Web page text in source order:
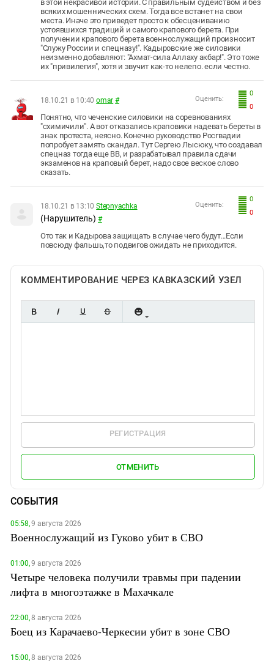
в этой некрасивой истории. С правильным судейством и без
всяких мошеннических схем. Тогда все встанет на свои
места. Иначе это приведет просто к обесцениванию
устоявшихся традиций и самого крапового берета. При
получении крапового берета военнослужащий произносит
"Служу России и спецназу!". Кадыровские же силовики
неизменно добавляют: "Ахмат-сила Аллаху акбар!". Это тоже
их "привилегия", хотя и звучит как-то нелепо. если честно.
0
0
Оценить:
18.10.21 в 10:40 omar #
Понятно, что чеченские силовики на соревнованиях
"схимичили". А вот отказались краповики надевать береты в
знак протеста, неясно. Конечно руководство Росгвадии
попробует замять скандал. Тут Сергею Лысюку, что создавал
спецназ тогда еще ВВ, и разрабатывал правила сдачи
экзаменов на краповый берет, надо свое веское слово
сказать.
0
0
Оценить:
18.10.21 в 13:10 Stepnyachka
(Нарушитель) #
Ото так и Кадырова защищать в случае чего будут...Если
повсюду фальшь,то подвигов ожидать не приходится.
КОММЕНТИРОВАНИЕ ЧЕРЕЗ КАВКАЗСКИЙ УЗЕЛ
РЕГИСТРАЦИЯ
ОТМЕНИТЬ
СОБЫТИЯ
05:58,9 августа 2026
Военнослужащий из Гуково убит в СВО
01:00,9 августа 2026
Четыре человека получили травмы при падении
лифта в многоэтажке в Махачкале
22:00,8 августа 2026
Боец из Карачаево-Черкесии убит в зоне СВО
15:00,8 августа 2026